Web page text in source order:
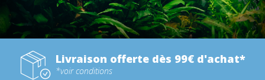
Livraison offerte dès 99€ d'achat*
*voir conditions